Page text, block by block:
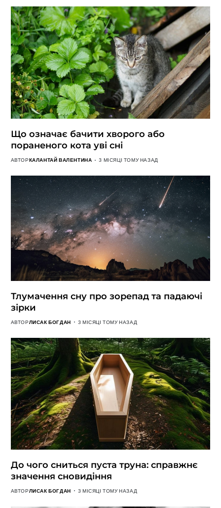
Що означає бачити хворого або
пораненого кота уві сні
АВТОРКАЛАНТАЙ ВАЛЕНТИНА 3 МІСЯЦІ ТОМУ НАЗАД
Тлумачення сну про зорепад та падаючі
зірки
АВТОРЛИСАК БОГДАН 3 МІСЯЦІ ТОМУ НАЗАД
До чого сниться пуста труна: справжнє
значення сновидіння
АВТОРЛИСАК БОГДАН 3 МІСЯЦІ ТОМУ НАЗАД